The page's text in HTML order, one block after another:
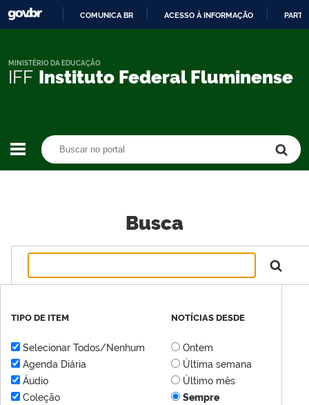
CONTEÚDO
COMUNICA BR ACESSO À INFORMAÇÃO
IFF Instituto Federal Fluminense
MINISTÉRIO DA EDUCAÇÃO
Busca
TIPO DE ITEM
Selecionar Todos/Nenhum
Agenda Diária
Áudio
Coleção
NOTÍCIAS DESDE
Ontem
Última semana
Último mês
Sempre